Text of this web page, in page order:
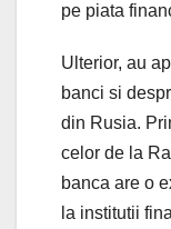
pe piata
Ulterior, au
banci si
din Rusia.
celor de la
banca are o
la institutii